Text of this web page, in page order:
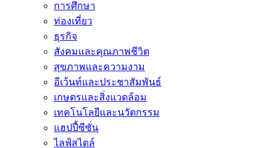
การศึกษา
ท่องเที่ยว
ธุรกิจ
สังคมและคุณภาพชีวิต
สุขภาพและความงาม
อีเว้นท์และประชาสัมพันธ์
เกษตรและสิ่งแวดล้อม
เทคโนโลยีและนวัตกรรม
แฮปปี้ซีซั่น
ไลฟ์สไตล์